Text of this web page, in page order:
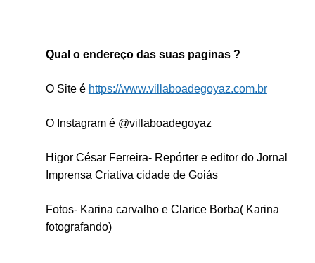
Qual o endereço das suas paginas ?
O Site é https://www.villaboadegoyaz.com.br
O Instagram é @villaboadegoyaz
Higor César Ferreira- Repórter e editor do Jornal
Imprensa Criativa cidade de Goiás
Fotos- Karina carvalho e Clarice Borba( Karina
fotografando)